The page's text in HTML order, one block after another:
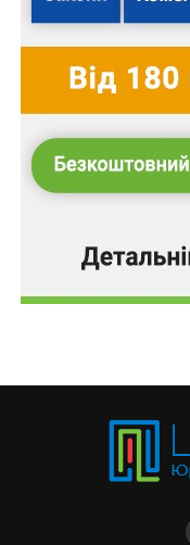
й чіткі умови – під
підкреслена
суду першої та
зміст маєч. 6 ст. 13
суддів» –
викладені у
враховуються
норм права». Така
Палати Верховного
цього приводу
що в країнах
суддівської
Така